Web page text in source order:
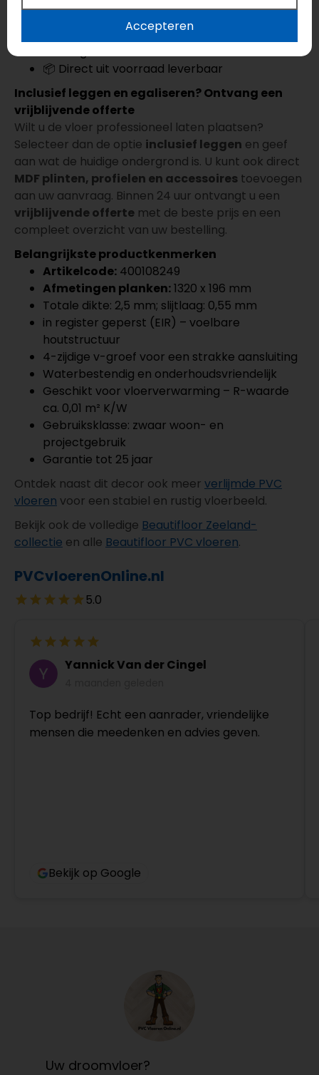
vloer op de door u gekozen dag bij u bezorgen.
🚚 Levering op de door u gekozen datum
📦 Direct uit voorraad leverbaar
Inclusief leggen en egaliseren? Ontvang een
vrijblijvende offerte
Wilt u de vloer professioneel laten plaatsen?
Selecteer dan de optie inclusief leggen en geef
aan wat de huidige ondergrond is. U kunt ook direct
MDF plinten, profielen en accessoires toevoegen
aan uw aanvraag. Binnen 24 uur ontvangt u een
vrijblijvende offerte met de beste prijs en een
compleet overzicht van uw bestelling.
Belangrijkste productkenmerken
Artikelcode: 400108249
Afmetingen planken:1320 x 196 mm
Totale dikte: 2,5 mm; slijtlaag: 0,55 mm
in register geperst (EIR) – voelbare
houtstructuur
4-zijdige v-groef voor een strakke aansluiting
Waterbestendig en onderhoudsvriendelijk
Geschikt voor vloerverwarming – R-waarde
ca. 0,01 m² K/W
Gebruiksklasse: zwaar woon- en
projectgebruik
Garantie tot 25 jaar
Ontdek naast dit decor ook meer verlijmde PVC
vloeren voor een stabiel en rustig vloerbeeld.
Bekijk ook de volledige Beautifloor Zeeland-
collectie en alle Beautifloor PVC vloeren.
PVCvloerenOnline.nl
5.0
Yannick Van der Cingel
Top bedrijf! Echt een aanrader, vriendelijke
mensen die meedenken en advies geven.
Bekijk op Google
Accepteren
Uw droomvloer?